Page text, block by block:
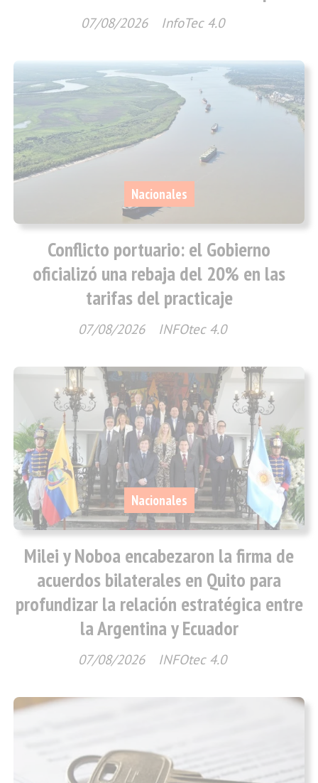
InfoTec 4.0
07/08/2026
Conflicto portuario: el Gobierno
oficializó una rebaja del 20% en las
tarifas del practicaje
INFOtec 4.0
Nacionales
07/08/2026
Milei y Noboa encabezaron la firma de
acuerdos bilaterales en Quito para
profundizar la relación estratégica entre
la Argentina y Ecuador
INFOtec 4.0
Nacionales
07/08/2026